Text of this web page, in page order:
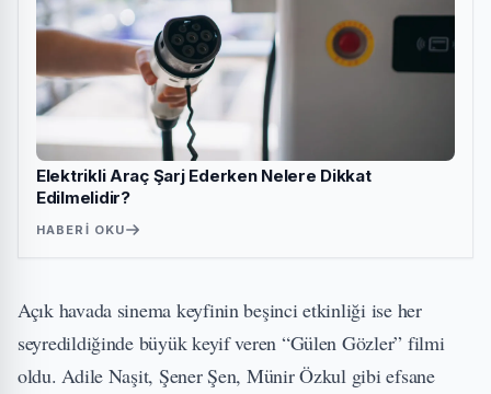
Elektrikli Araç Şarj Ederken Nelere Dikkat
Edilmelidir?
HABERI OKU
Açık havada sinema keyfinin beşinci etkinliği ise her
seyredildiğinde büyük keyif veren “Gülen Gözler” filmi
oldu. Adile Naşit, Şener Şen, Münir Özkul gibi efsane